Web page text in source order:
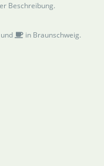
Beschreibung.
in Braunschweig.